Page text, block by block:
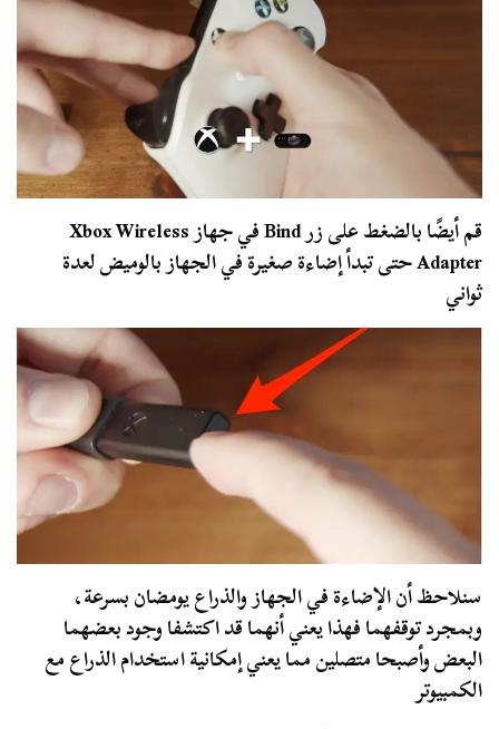
قم أيضًا بالضغط على زر Bind في جهاز Xbox Wireless
Adapter حتى تبدأ إضاءة صغيرة في الجهاز بالوميض لعدة
ثواني
سنلاحظ أن الإضاءة في الجهاز والذراع يومضان بسرعة،
وبمجرد توقفهما فهذا يعني أنهما قد اكتشفا وجود بعضهما
البعض وأصبحا متصلين مما يعني إمكانية استخدام الذراع مع
الكمبيوتر